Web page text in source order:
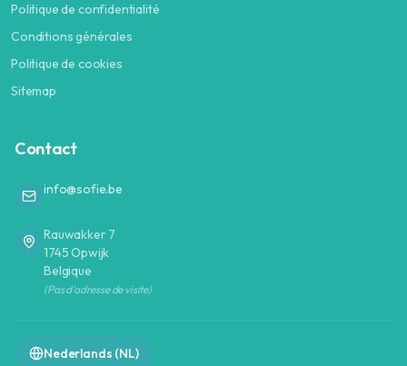
Politique de confidentialité
Conditions générales
Politique de cookies
Sitemap
Contact
info@sofie.be
Rauwakker 7
1745 Opwijk
Belgique
(Pas d'adresse de visite)
Nederlands (NL)